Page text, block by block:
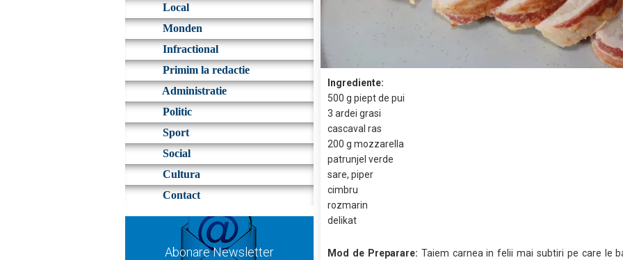
Local
Monden
Infractional
Primim la redactie
Administratie
Politic
Sport
Social
Cultura
Contact
Abonare Newsletter
Ingrediente:
500 g piept de pui
3 ardei grasi
cascaval ras
200 g mozzarella
patrunjel verde
sare, piper
cimbru
rozmarin
delikat
Mod de Preparare: Taiem carnea in felii mai subtiri pe care le